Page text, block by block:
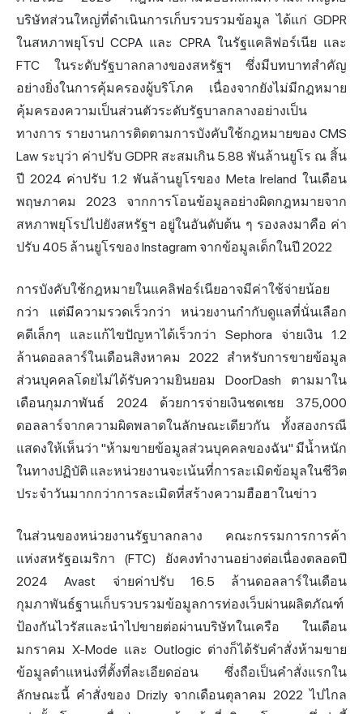
บริษัทส่วนใหญ่ที่ดำเนินการเก็บรวบรวมข้อมูล ได้แก่ GDPR
ในสหภาพยุโรป CCPA และ CPRA ในรัฐแคลิฟอร์เนีย และ
FTC ในระดับรัฐบาลกลางของสหรัฐฯ ซึ่งมีบทบาทสำคัญ
อย่างยิ่งในการคุ้มครองผู้บริโภค เนื่องจากยังไม่มีกฎหมาย
คุ้มครองความเป็นส่วนตัวระดับรัฐบาลกลางอย่างเป็น
ทางการ รายงานการติดตามการบังคับใช้กฎหมายของ CMS
Law ระบุว่า ค่าปรับ GDPR สะสมเกิน 5.88 พันล้านยูโร ณ สิ้น
ปี 2024 ค่าปรับ 1.2 พันล้านยูโรของ Meta Ireland ในเดือน
พฤษภาคม 2023 จากการโอนข้อมูลอย่างผิดกฎหมายจาก
สหภาพยุโรปไปยังสหรัฐฯ อยู่ในอันดับต้น ๆ รองลงมาคือ ค่า
ปรับ 405 ล้านยูโรของ Instagram จากข้อมูลเด็กในปี 2022
การบังคับใช้กฎหมายในแคลิฟอร์เนียอาจมีค่าใช้จ่ายน้อย
กว่า แต่มีความรวดเร็วกว่า หน่วยงานกำกับดูแลที่นั่นเลือก
คดีเล็กๆ และแก้ไขปัญหาได้เร็วกว่า Sephora จ่ายเงิน 1.2
ล้านดอลลาร์ในเดือนสิงหาคม 2022 สำหรับการขายข้อมูล
ส่วนบุคคลโดยไม่ได้รับความยินยอม DoorDash ตามมาใน
เดือนกุมภาพันธ์ 2024 ด้วยการจ่ายเงินชดเชย 375,000
ดอลลาร์จากความผิดพลาดในลักษณะเดียวกัน ทั้งสองกรณี
แสดงให้เห็นว่า "ห้ามขายข้อมูลส่วนบุคคลของฉัน" มีน้ำหนัก
ในทางปฏิบัติ และหน่วยงานจะเน้นที่การละเมิดข้อมูลในชีวิต
ประจำวันมากกว่าการละเมิดที่สร้างความฮือฮาในข่าว
ในส่วนของหน่วยงานรัฐบาลกลาง คณะกรรมการการค้า
แห่งสหรัฐอเมริกา (FTC) ยังคงทำงานอย่างต่อเนื่องตลอดปี
2024 Avast จ่ายค่าปรับ 16.5 ล้านดอลลาร์ในเดือน
กุมภาพันธ์ฐานเก็บรวบรวมข้อมูลการท่องเว็บผ่านผลิตภัณฑ์
ป้องกันไวรัสและนำไปขายต่อผ่านบริษัทในเครือ ในเดือน
มกราคม X-Mode และ Outlogic ต่างก็ได้รับคำสั่งห้ามขาย
ข้อมูลตำแหน่งที่ตั้งที่ละเอียดอ่อน ซึ่งถือเป็นคำสั่งแรกใน
ลักษณะนี้ คำสั่งของ Drizly จากเดือนตุลาคม 2022 ไปไกล